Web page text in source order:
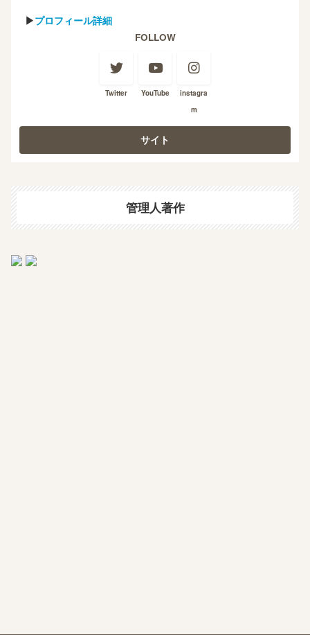
▶プロフィール詳細
FOLLOW
Twitter YouTube
instagra
m
管理人著作